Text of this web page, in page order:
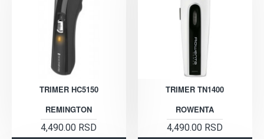
TRIMER HC5150
REMINGTON
4,490.00 RSD
TRIMER TN1400
ROWENTA
4,490.00 RSD